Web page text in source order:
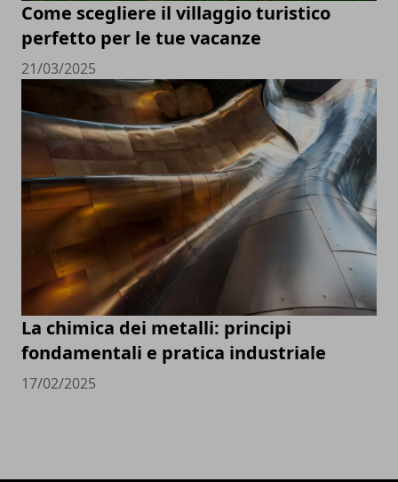
Come scegliere il villaggio turistico
perfetto per le tue vacanze
21/03/2025
La chimica dei metalli: principi
fondamentali e pratica industriale
17/02/2025